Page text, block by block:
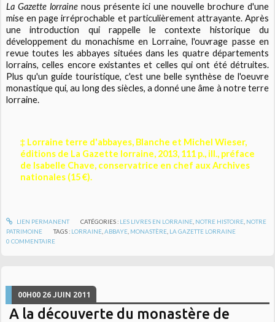
La Gazette lorrainenous présente ici une nouvelle brochure d'une
mise en page irréprochable et particulièrement attrayante. Après
une introduction qui rappelle le contexte historique du
développement du monachisme en Lorraine, l'ouvrage passe en
revue toutes les abbayes situées dans les quatre départements
lorrains, celles encore existantes et celles qui ont été détruites.
Plus qu'un guide touristique, c'est une belle synthèse de l'oeuvre
monastique qui, au long des siècles, a donné une âme à notre terre
lorraine.
‡ Lorraine terre d'abbayes, Blanche et Michel Wieser,
éditions de La Gazette lorraine, 2013, 111 p., ill., préface
de Isabelle Chave, conservatrice en chef aux Archives
nationales (15 €).
LIEN PERMANENT CATÉGORIES : LES LIVRES EN LORRAINE, NOTRE HISTOIRE, NOTRE
PATRIMOINE
TAGS : LORRAINE ,ABBAYE MONASTÈRE LA GAZETTE LORRAINE
0 COMMENTAIRE
00H00 26 JUIN 2011
A la découverte du monastère de